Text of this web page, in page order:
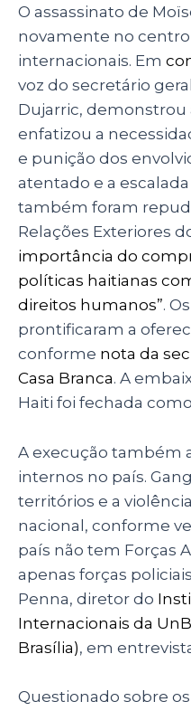
O assassinato de
novamente no
internacionais. Em
voz do secretário
Dujarric, demonstrou
enfatizou a
e punição dos
atentado e a
também foram
Relações Exteriores
importância do
políticas haitianas
direitos humanos”.
prontificaram a
conforme nota da
Casa Branca. A
Haiti foi fechada
A execução também
internos no país.
territórios e a
nacional, conforme
país não tem Forças
apenas forças
Penna, diretor do
Internacionais da
Brasília), em
Questionado sobre